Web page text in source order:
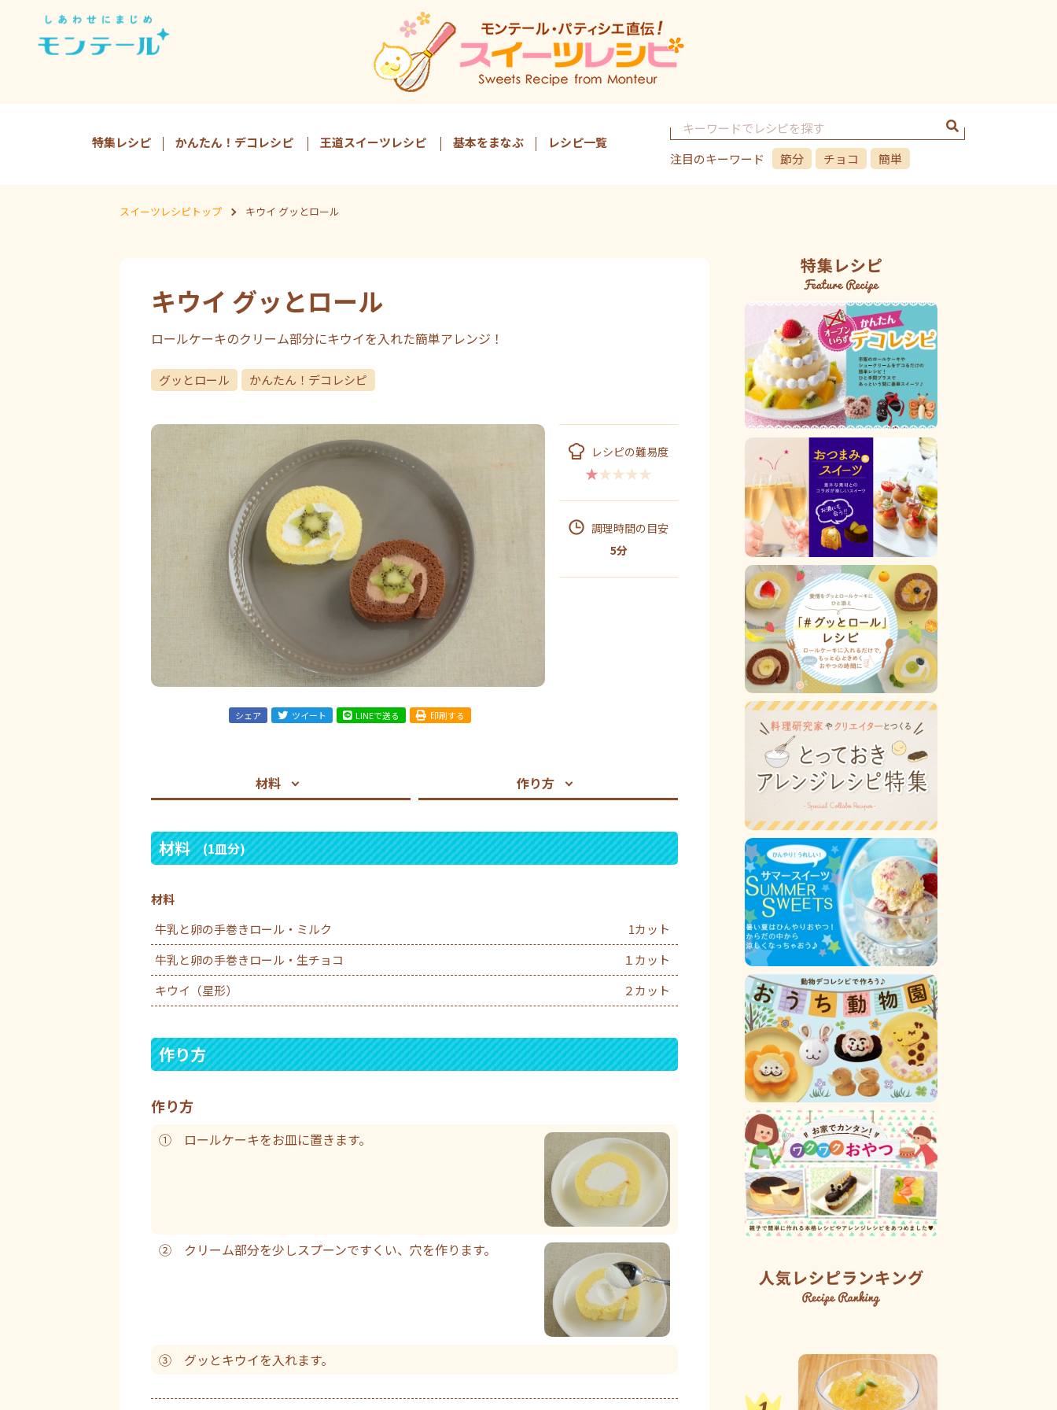
注目のキーワード 節分 チョコ 簡単
特集レシピ かんたん！デコレシピ 王道スイーツレシピ 基本をまなぶ レシピ一覧
スイーツレシピトップ キウイ グッとロール
キウイ グッとロール
ロールケーキのクリーム部分にキウイを入れた簡単アレンジ！
グッとロール かんたん！デコレシピ
シェア ツイート LINEで送る 印刷する
レシピの難易度
★★★★★
調理時間の目安
5分
材料 作り方
材料 (1皿分)
材料
牛乳と卵の手巻きロール・ミルク
1カット
牛乳と卵の手巻きロール・生チョコ
１カット
キウイ（星形）
２カット
作り方
作り方
① ロールケーキをお皿に置きます。
② クリーム部分を少しスプーンですくい、穴を作ります。
③ グッとキウイを入れます。